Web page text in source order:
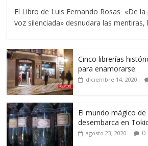
El Libro de Luis Fernando Rosas «De la
voz silenciada» desnudara las mentiras,
Cinco librerías
para enamorarse.
diciembre 14, 2020
El mundo mágico
desembarca en
agosto 23, 2020 0